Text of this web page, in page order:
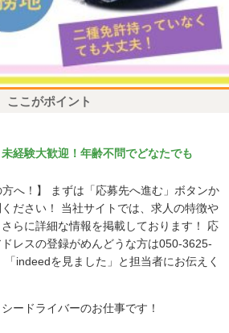
ここがポイント
経験大歓迎！年齢不問でどなたでも
方へ！】 まずは「応募先へ進む」ボタンか
ださい！ 当社サイトでは、求人の特徴や
らに詳細な情報を掲載しております！ 応
レスの登録がめんどうな方は050-3625-
indeedを見ました」と担当者にお伝えく
ードライバーのお仕事です！